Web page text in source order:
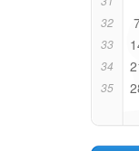
32
33
34
35